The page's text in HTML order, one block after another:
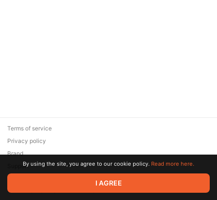
© 2026 Zaya Solutions Limited. All rights reserved. All trademarks
are the property of their respective owners.
Terms of service
Privacy policy
Brand
SupportBy using the site, you agree to our cookie policy. Read more here.
I AGREE